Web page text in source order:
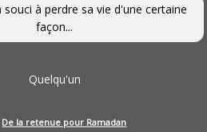
souci à perdre sa vie d'une certaine
façon...
Quelqu'un
De la retenue pour Ramadan